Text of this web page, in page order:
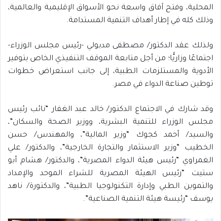
المحلية، وفتح آفاق واسعة نحو الأسواق الإقليمية والعالمية،
وذلك كله في إطار أهداف التنمية المستدامة.
ولذلك عقد الدكتور/ مصطفى مدبولي -رئيس مجلس الوزراء-
اجتماعًا وزاريًّا؛ من أجل متابعة الموقف التنفيذي الخاص بتوفير
الأدوية والمستلزمات الطبية، إلى جانب استعراض خطوات
توطين صناعة الدواء في مصر.
وقد شارك في الاجتماع الدكتور/ خالد عبد الغفار “نائب رئيس
مجلس الوزراء للتنمية البشرية، ووزير الصحة والسكان”،
والسيد/ أحمد كجوك “وزير المالية”، والمهندس/ حسن
الخطيب “وزير الاستثمار والتجارة الخارجية”، والدكتور/ علي
الغمراوي “رئيس هيئة الدواء المصرية”، والدكتور/ هشام أبو
ستيت “رئيس الهيئة المصرية للشراء الموحد والإمداد
والتموين الطبي وإدارة التكنولوجيا الطبية”، والدكتورة/ ناهد
يوسف “رئيسة هيئة التنمية الصناعية”.